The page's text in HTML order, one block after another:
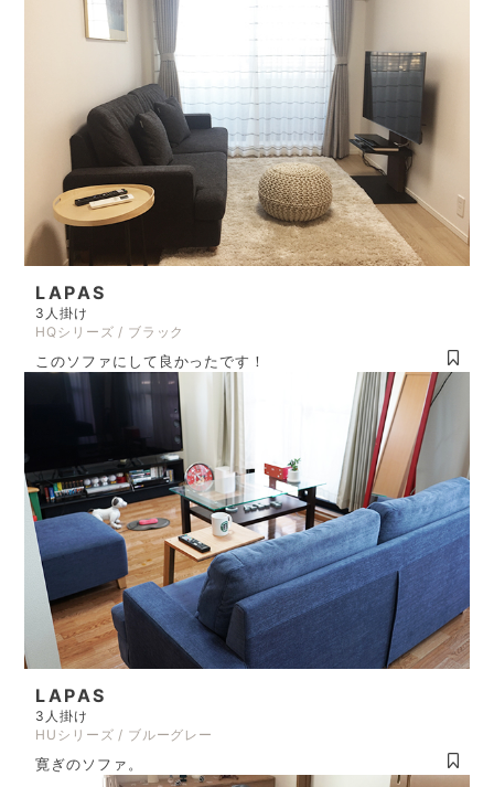
LAPAS
3人掛け
HQシリーズ / ブラック
このソファにして良かったです！
LAPAS
3人掛け
HUシリーズ / ブルーグレー
寛ぎのソファ。